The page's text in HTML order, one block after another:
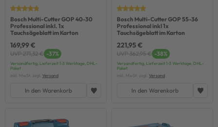
Bosch Multi-Cutter GOP 40-30
Professional inkl. 1x
Tauchsägeblatt im Karton
169,99 €
UVP 271,32 € -37%
Versandfertig, Lieferzeit 1-3 Werktage, DHL-
Paket
inkl. MwSt. zzgl. Versand
In den Warenkorb
Bosch Multi-Cutter GOP 55-36
Professional inkl 1x
Tauchsägeblatt im Karton
221,95 €
UVP 362,95 € -38%
Versandfertig, Lieferzeit 1-3 Werktage, DHL-
Paket
inkl. MwSt. zzgl. Versand
In den Warenkorb